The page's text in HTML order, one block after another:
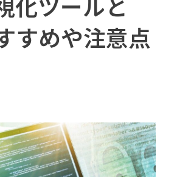
化ツールと
すめや注意点